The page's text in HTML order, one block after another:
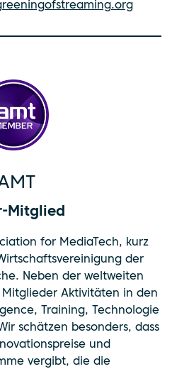
Mitglied
for MediaTech, kurz
der
Neben der weltweiten
Aktivitäten in den
Training, Technologie
schätzen besonders, dass
und
vergibt, die die